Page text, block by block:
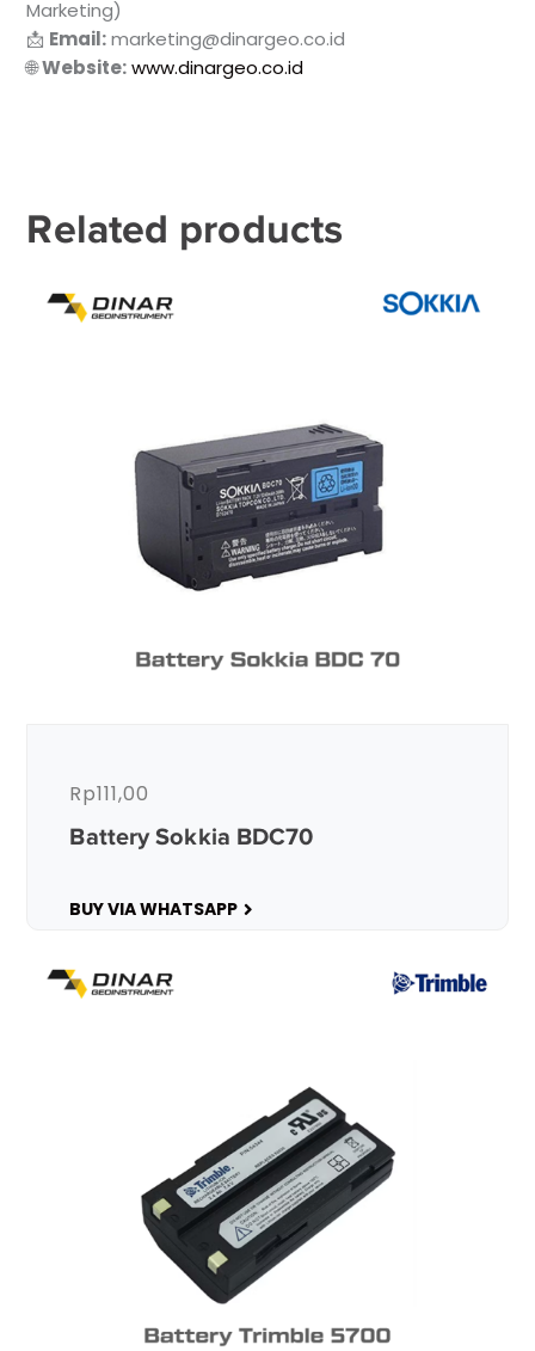
Marketing)
📩 Email:marketing@dinargeo.co.id
🌐Website: www.dinargeo.co.id
Related products
Battery Sokkia BDC70
Rp111,00
BUY VIA WHATSAPP